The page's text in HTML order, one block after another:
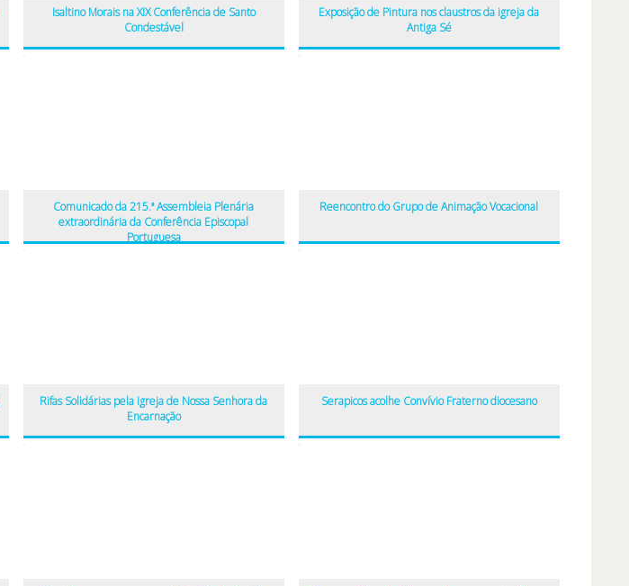
Isaltino Morais na XIX Conferência de Santo
Condestável
Exposição de Pintura nos claustros da igreja da
Antiga Sé
Comunicado da 215.ª Assembleia Plenária
extraordinária da Conferência Episcopal
Portuguesa
Reencontro do Grupo de Animação Vocacional
Rifas Solidárias pela Igreja de Nossa Senhora da
Encarnação
Serapicos acolhe Convívio Fraterno diocesano